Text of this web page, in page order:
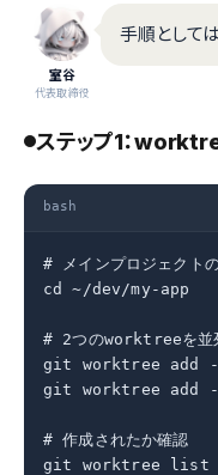
室谷
代表取締役
手順として
ステップ1：
bash
# メインプロジェクト
cd ~/dev/my-app
# 2つのworktreeを並
git worktree add
git worktree add
# 作成されたか確認
git worktree list